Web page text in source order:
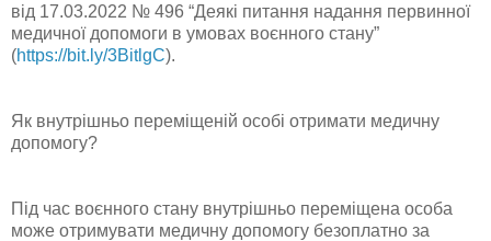
від 17.03.2022 № 496 “Деякі питання надання первинної
медичної допомоги в умовах воєнного стану”
(https://bit.ly/3BitlgC).
Як внутрішньо переміщеній особі отримати медичну
допомогу?
Під час воєнного стану внутрішньо переміщена особа
може отримувати медичну допомогу безоплатно за